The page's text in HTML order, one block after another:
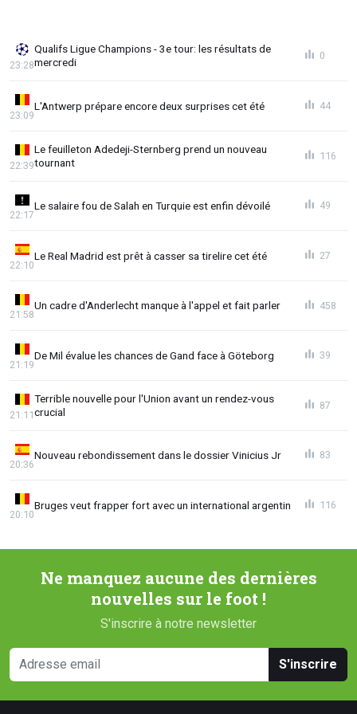
Qualifs Ligue Champions - 3e tour: les résultats de
mercredi
23:28
0
L'Antwerp prépare encore deux surprises cet été
23:09
44
Le feuilleton Adedeji-Sternberg prend un nouveau
tournant
22:39
116
Le salaire fou de Salah en Turquie est enfin dévoilé
22:17
49
Le Real Madrid est prêt à casser sa tirelire cet été
22:10
27
Un cadre d'Anderlecht manque à l'appel et fait parler
21:58
458
De Mil évalue les chances de Gand face à Göteborg
21:19
39
Terrible nouvelle pour l'Union avant un rendez-vous
crucial
21:11
87
Nouveau rebondissement dans le dossier Vinicius Jr
20:36
83
Bruges veut frapper fort avec un international argentin
20:10
116
Ne manquez aucune des dernières
nouvelles sur le foot !
S'inscrire à notre newsletter
S'inscrire